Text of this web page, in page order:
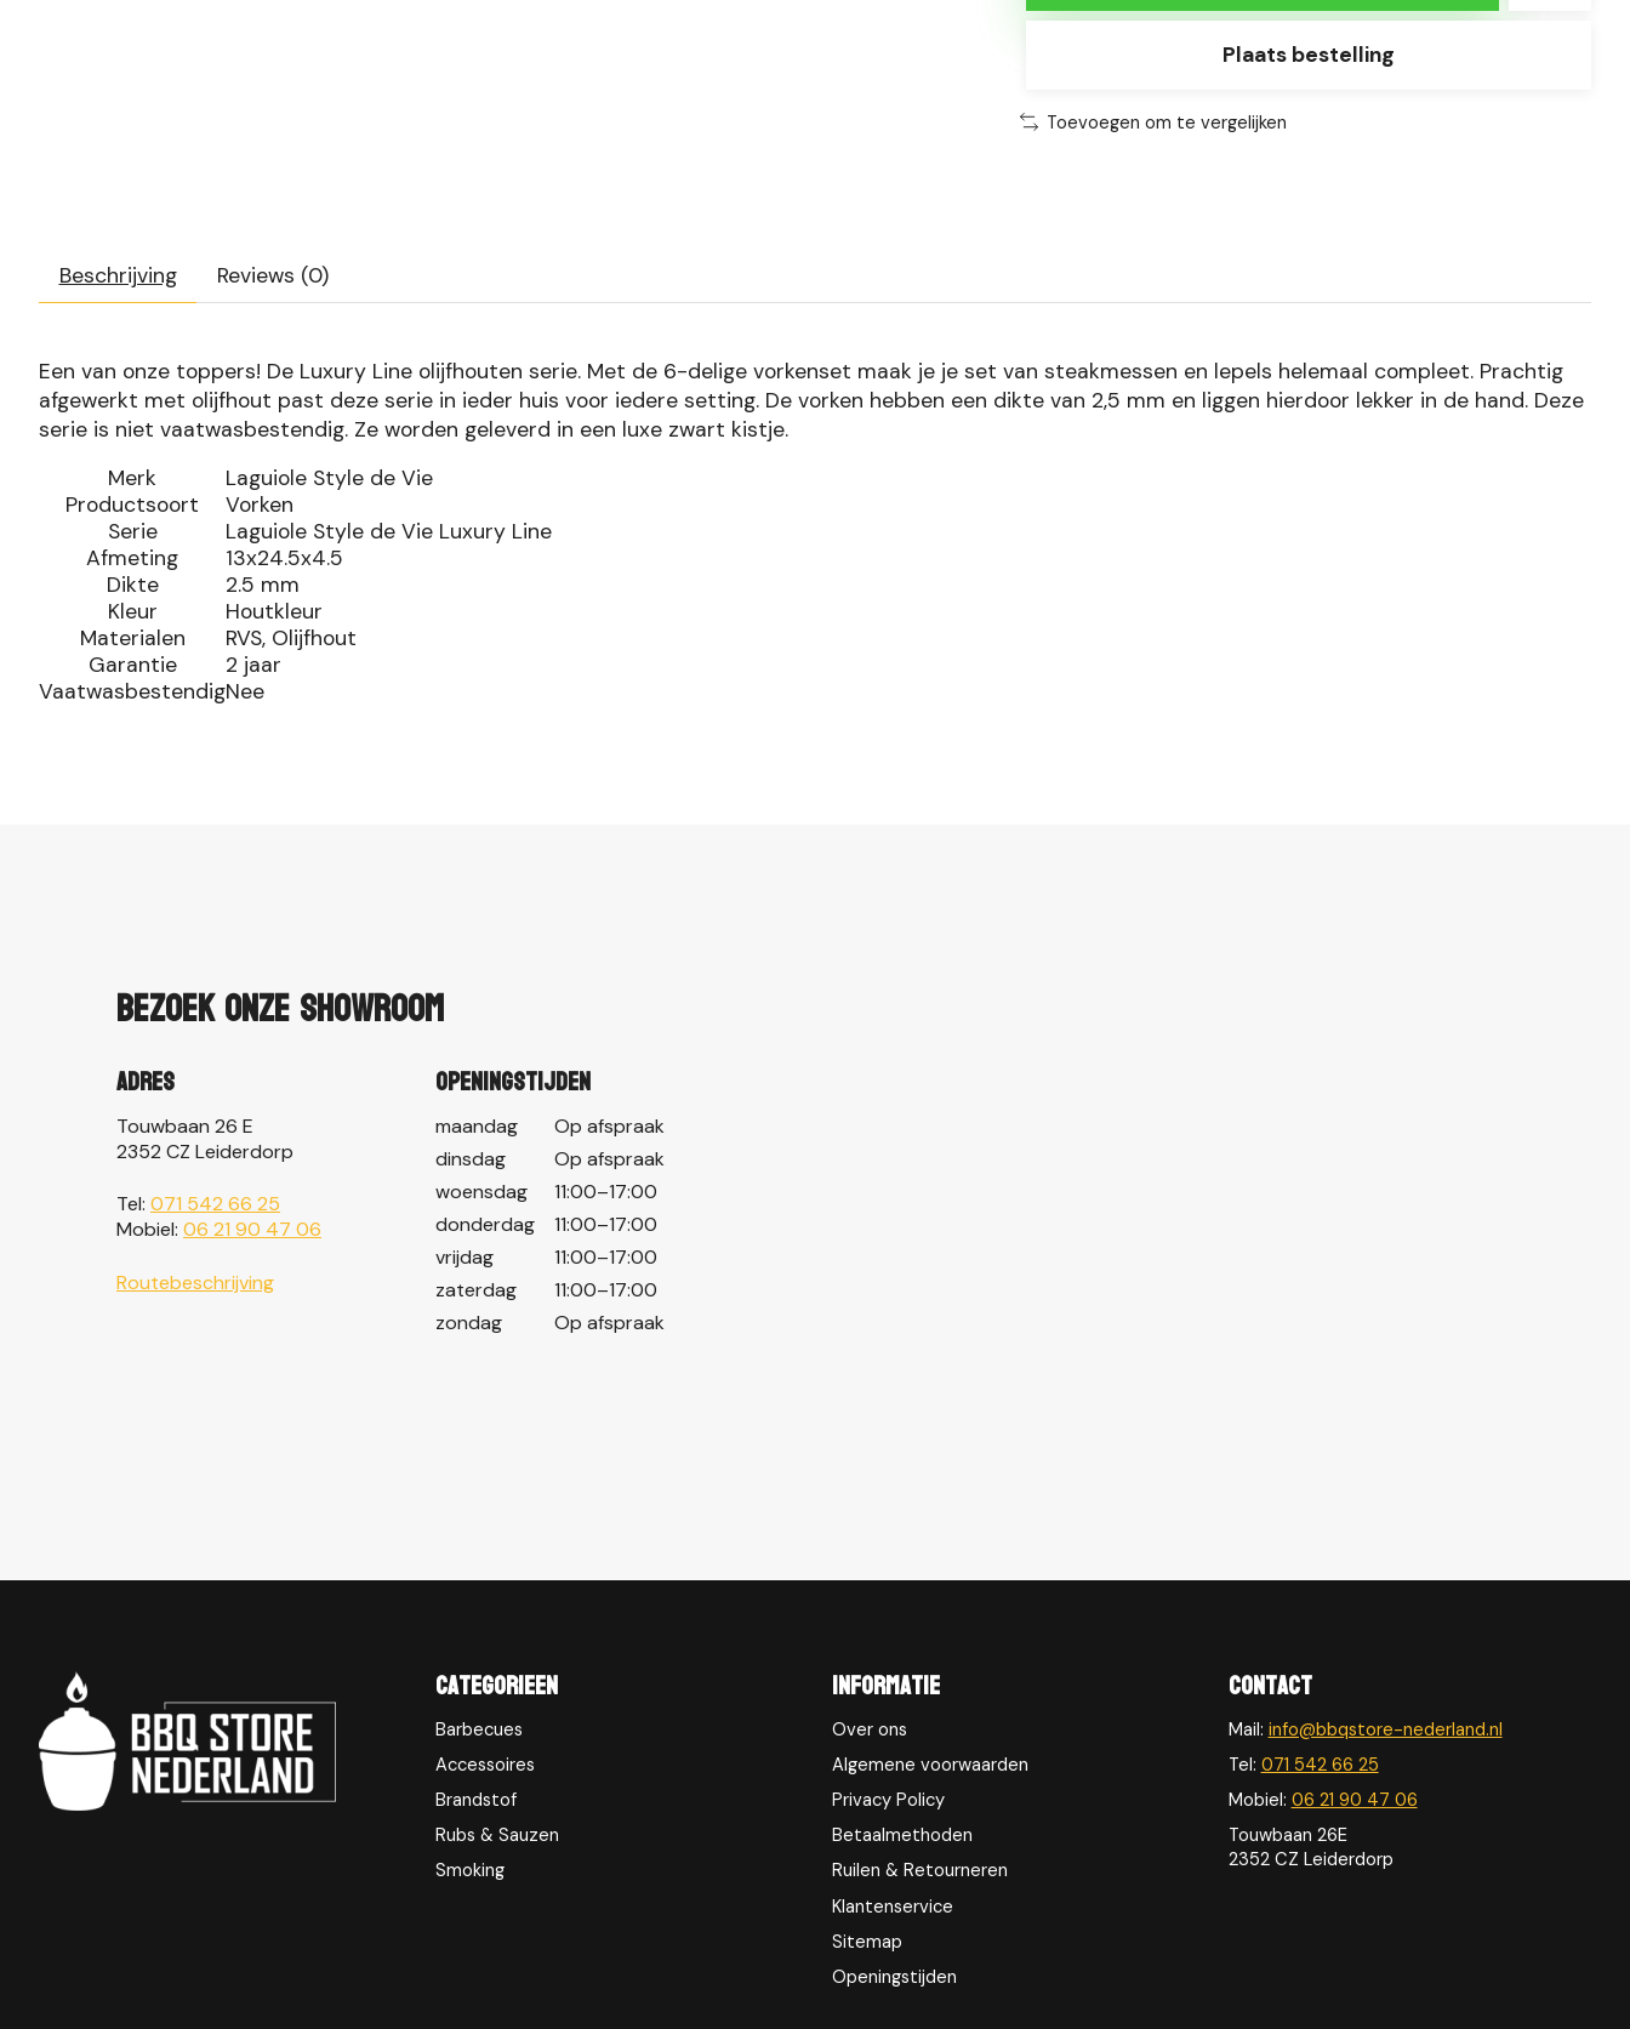
Plaats bestelling
Toevoegen om te vergelijken
Beschrijving Reviews (0)
Een van onze toppers! De Luxury Line olijfhouten serie. Met de 6-delige vorkenset maak je je set van steakmessen en lepels helemaal compleet. Prachtig
afgewerkt met olijfhout past deze serie in ieder huis voor iedere setting. De vorken hebben een dikte van 2,5 mm en liggen hierdoor lekker in de hand. Deze
serie is niet vaatwasbestendig. Ze worden geleverd in een luxe zwart kistje.
Merk
Laguiole Style de Vie
Productsoort
Vorken
Serie
Laguiole Style de Vie Luxury Line
Afmeting
13x24.5x4.5
Dikte
2.5 mm
Kleur
Houtkleur
Materialen
RVS, Olijfhout
Garantie
2 jaar
VaatwasbestendigNee
Bezoek onze showroom
Adres
Touwbaan 26 E
2352 CZ Leiderdorp
Tel: 071 542 66 25
Mobiel: 06 21 90 47 06
Routebeschrijving
Openingstijden
maandag
Op afspraak
dinsdag
Op afspraak
woensdag
11:00–17:00
donderdag
11:00–17:00
vrijdag
11:00–17:00
zaterdag
11:00–17:00
zondag
Op afspraak
Categorieen
Barbecues
Accessoires
Brandstof
Rubs & Sauzen
Smoking
Informatie
Over ons
Algemene voorwaarden
Privacy Policy
Betaalmethoden
Ruilen & Retourneren
Klantenservice
Sitemap
Openingstijden
Contact
Mail: info@bbqstore-nederland.nl
Tel: 071 542 66 25
Mobiel: 06 21 90 47 06
Touwbaan 26E
2352 CZ Leiderdorp